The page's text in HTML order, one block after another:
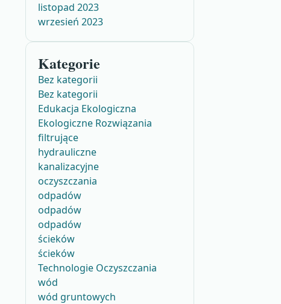
listopad 2023
wrzesień 2023
Kategorie
Bez kategorii
Bez kategorii
Edukacja Ekologiczna
Ekologiczne Rozwiązania
filtrujące
hydrauliczne
kanalizacyjne
oczyszczania
odpadów
odpadów
odpadów
ścieków
ścieków
Technologie Oczyszczania
wód
wód gruntowych